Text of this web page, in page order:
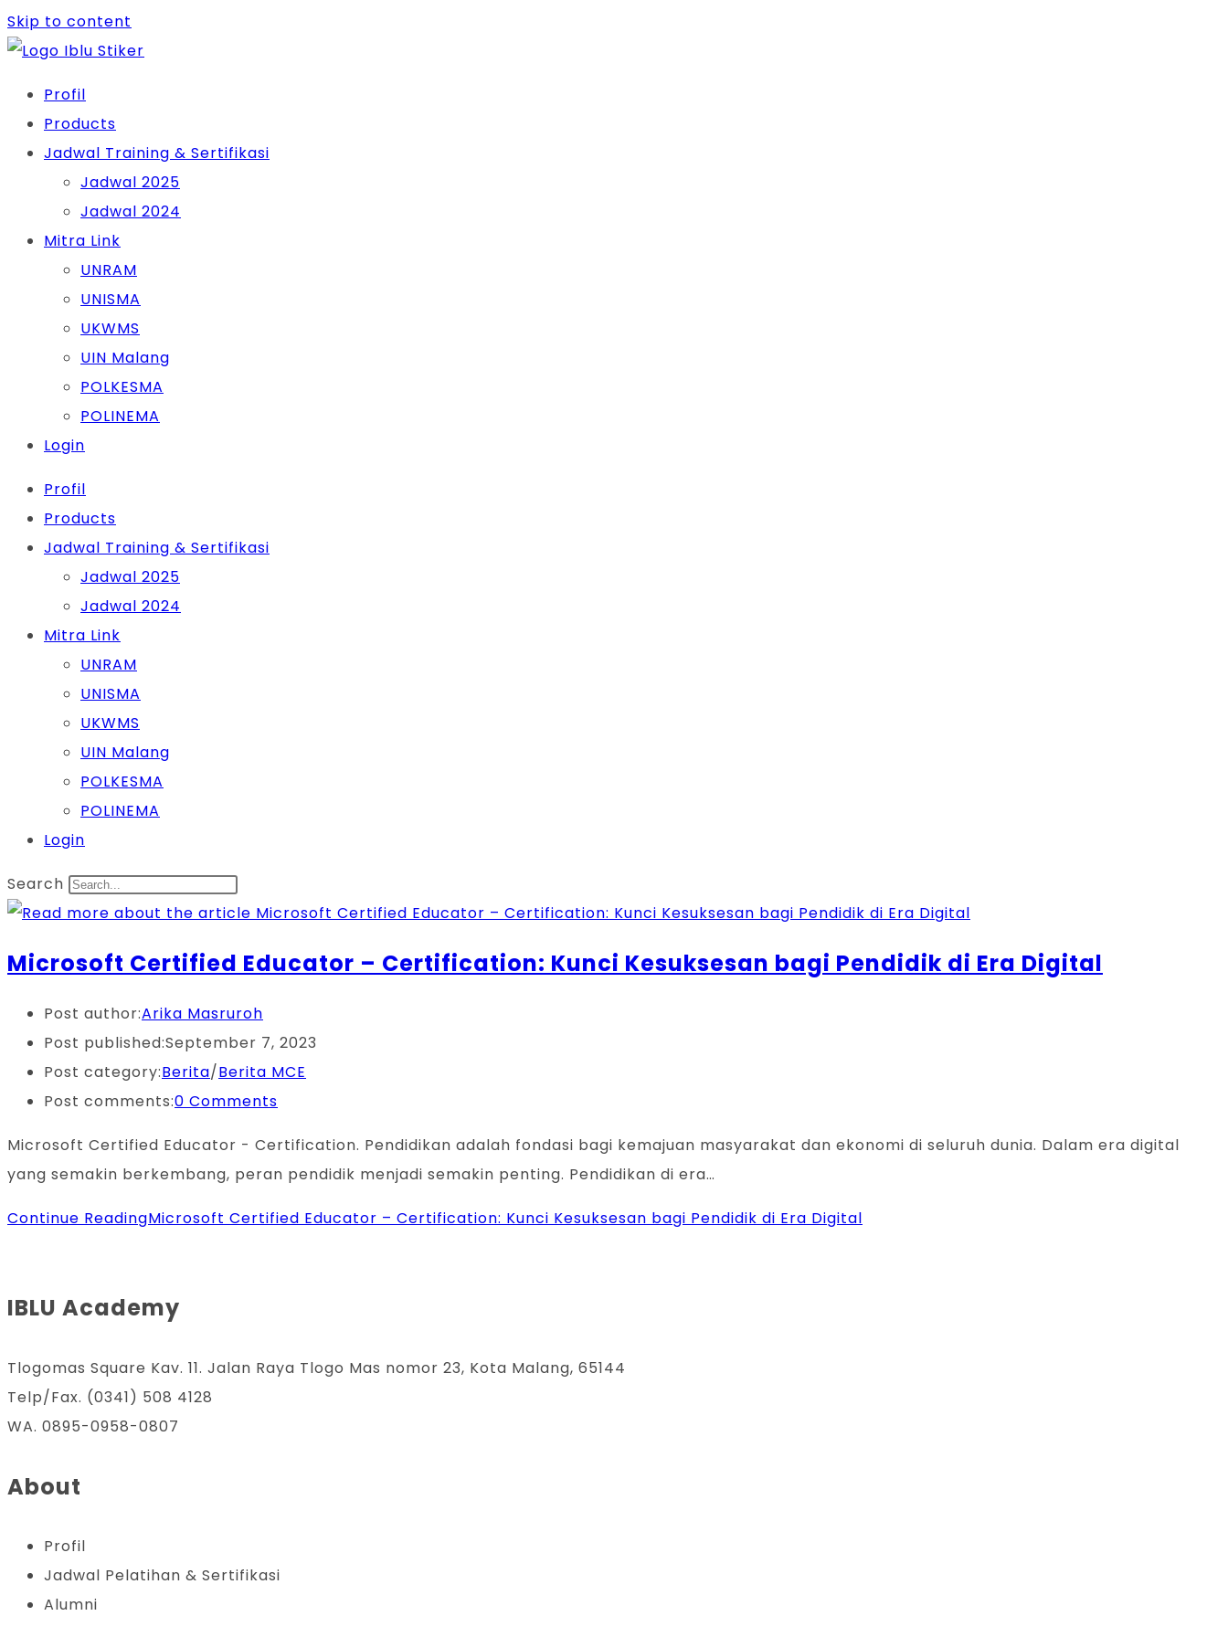
Skip to content
Profil
Products
Jadwal Training & Sertifikasi
Jadwal 2025
Jadwal 2024
Mitra Link
UNRAM
UNISMA
UKWMS
UIN Malang
POLKESMA
POLINEMA
Login
Profil
Products
Jadwal Training & Sertifikasi
Jadwal 2025
Jadwal 2024
Mitra Link
UNRAM
UNISMA
UKWMS
UIN Malang
POLKESMA
POLINEMA
Login
Search
Microsoft Certified Educator – Certification: Kunci Kesuksesan bagi Pendidik di Era Digital
Post author:Arika Masruroh
Post published:September 7, 2023
Post category:Berita/Berita MCE
Post comments:0 Comments
Microsoft Certified Educator - Certification. Pendidikan adalah fondasi bagi kemajuan masyarakat dan ekonomi di seluruh dunia. Dalam era digital
yang semakin berkembang, peran pendidik menjadi semakin penting. Pendidikan di era…
Continue ReadingMicrosoft Certified Educator – Certification: Kunci Kesuksesan bagi Pendidik di Era Digital
IBLU Academy
Tlogomas Square Kav. 11. Jalan Raya Tlogo Mas nomor 23, Kota Malang, 65144
Telp/Fax. (0341) 508 4128
WA. 0895-0958-0807
About
Profil
Jadwal Pelatihan & Sertifikasi
Alumni